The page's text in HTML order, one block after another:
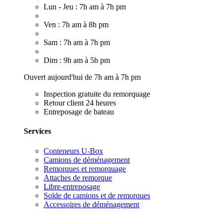
Lun - Jeu : 7h am à 7h pm
Ven : 7h am à 8h pm
Sam : 7h am à 7h pm
Dim : 9h am à 5h pm
Ouvert aujourd'hui de 7h am à 7h pm
Inspection gratuite du remorquage
Retour client 24 heures
Entreposage de bateau
Services
Conteneurs U-Box
Camions de déménagement
Remorques et remorquage
Attaches de remorque
Libre-entreposage
Solde de camions et de remorques
Accessoires de déménagement